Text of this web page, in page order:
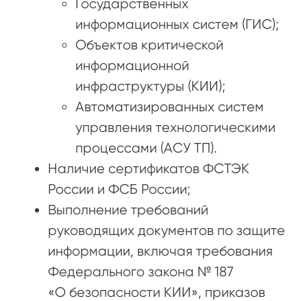
Государственных
информационных систем (ГИС);
Объектов критической
информационной
инфраструктуры (КИИ);
Автоматизированных систем
управления технологическими
процессами (АСУ ТП).
Наличие сертификатов ФСТЭК
России и ФСБ России;
Выполнение требований
руководящих документов по защите
информации, включая требования
Федерального закона № 187
«О безопасности КИИ», приказов